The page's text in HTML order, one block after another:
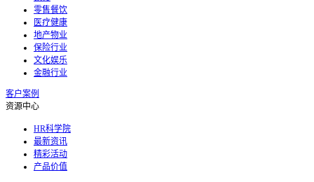
零售餐饮
医疗健康
地产物业
保险行业
文化娱乐
金融行业
客户案例
资源中心
HR科学院
最新资讯
精彩活动
产品价值